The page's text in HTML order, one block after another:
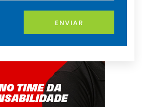
ENVIAR